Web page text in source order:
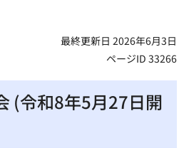
最終更新日 2026年6月3日
ページID 33266
(令和8年5月27日開